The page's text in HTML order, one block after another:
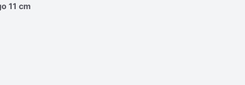
11 cm